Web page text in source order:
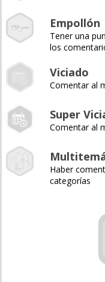
Empollón
Tener una
los
Viciado
Comentar al
Super
Comentar al
Haber
categorías